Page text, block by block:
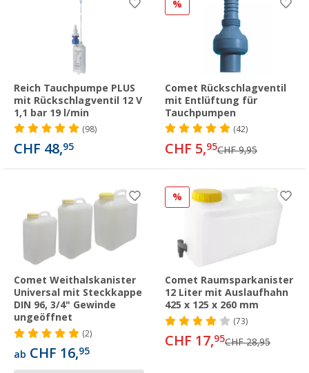
Reich Tauchpumpe PLUS
mit Rückschlagventil 12 V
1,1 bar 19 l/min
(98)
CHF 48,95
%
Comet Rückschlagventil
mit Entlüftung für
Tauchpumpen
(42)
CHF 5,95CHF 9,95
Comet Weithalskanister
Universal mit Steckkappe
DIN 96, 3/4" Gewinde
ungeöffnet
(2)
ab CHF 16,95
%
Comet Raumsparkanister
12 Liter mit Auslaufhahn
425 x 125 x 260 mm
(73)
CHF 17,95CHF 28,95